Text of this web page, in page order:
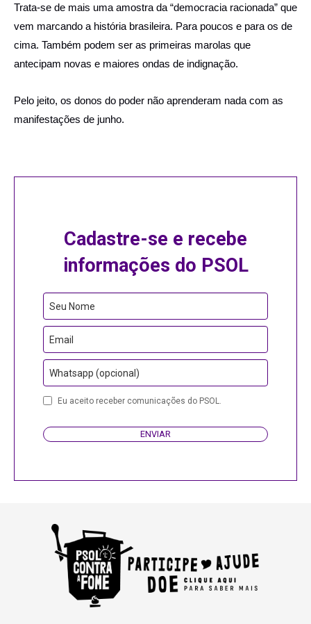
Trata-se de mais uma amostra da “democracia racionada” que
vem marcando a história brasileira. Para poucos e para os de
cima. Também podem ser as primeiras marolas que
antecipam novas e maiores ondas de indignação.
Pelo jeito, os donos do poder não aprenderam nada com as
manifestações de junho.
Cadastre-se e recebe
informações do PSOL
Seu Nome
Email
Whatsapp (opcional)
Eu aceito receber comunicações do PSOL.
ENVIAR